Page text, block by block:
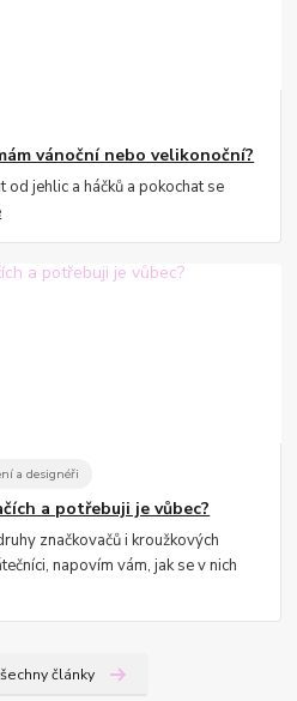
vánoční nebo velikonoční?
jehlic a háčků a pokochat se
a designéři
a potřebuji je vůbec?
značkovačů i kroužkových
napovím vám, jak se v nich
články